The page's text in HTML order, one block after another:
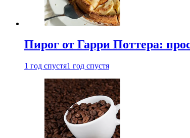
Пирог от Гарри Поттера:
1 год спустя1 год спустя